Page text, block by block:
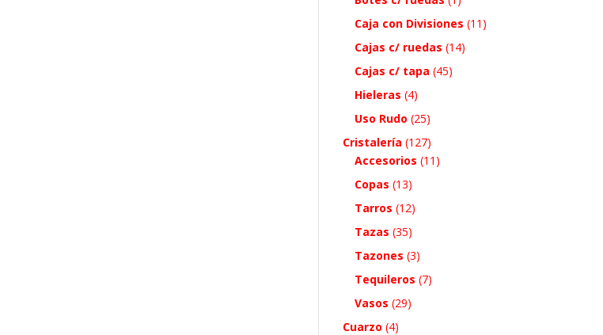
Caja con Divisiones (11)
Cajas c/ ruedas (14)
Cajas c/ tapa (45)
Hieleras (4)
Uso Rudo (25)
Cristalería (127)
Accesorios (11)
Copas (13)
Tarros (12)
Tazas (35)
Tazones (3)
Tequileros (7)
Vasos (29)
Cuarzo (4)